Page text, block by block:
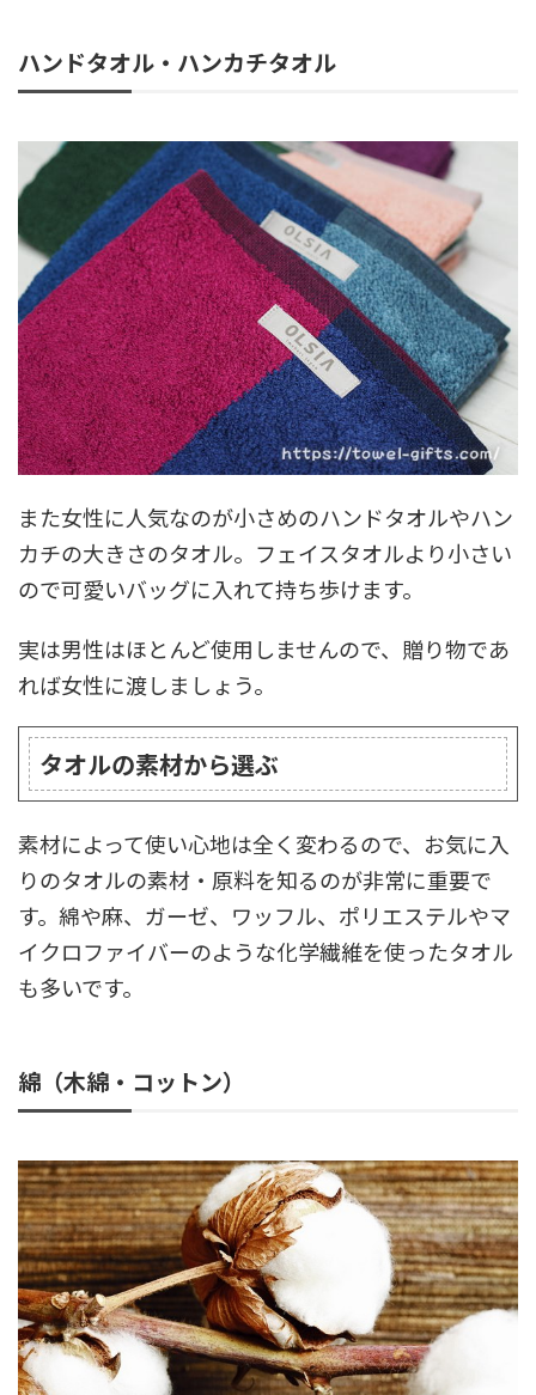
ハンドタオル・ハンカチタオル
また女性に人気なのが小さめのハンドタオルやハン
カチの大きさのタオル。フェイスタオルより小さい
ので可愛いバッグに入れて持ち歩けます。
実は男性はほとんど使用しませんので、贈り物であ
れば女性に渡しましょう。
タオルの素材から選ぶ
素材によって使い心地は全く変わるので、お気に入
りのタオルの素材・原料を知るのが非常に重要で
す。綿や麻、ガーゼ、ワッフル、ポリエステルやマ
イクロファイバーのような化学繊維を使ったタオル
も多いです。
綿（木綿・コットン）